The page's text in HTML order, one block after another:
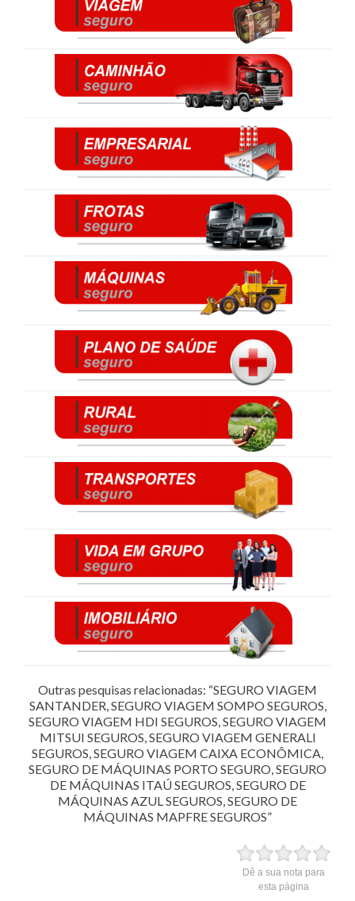
Outras pesquisas relacionadas: “SEGURO VIAGEM
SANTANDER, SEGURO VIAGEM SOMPO SEGUROS,
SEGURO VIAGEM HDI SEGUROS, SEGURO VIAGEM
MITSUI SEGUROS, SEGURO VIAGEM GENERALI
SEGUROS, SEGURO VIAGEM CAIXA ECONÔMICA,
SEGURO DE MÁQUINAS PORTO SEGURO, SEGURO
DE MÁQUINAS ITAÚ SEGUROS, SEGURO DE
MÁQUINAS AZUL SEGUROS, SEGURO DE
MÁQUINAS MAPFRE SEGUROS”
Dê a sua nota para
esta página